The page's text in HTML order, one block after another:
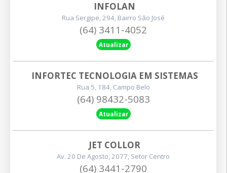
INFOLAN
Rua Sergipe, 294, Bairro São José
(64) 3411-4052
Atualizar
INFORTEC TECNOLOGIA EM SISTEMAS
Rua 5, 184, Campo Belo
(64) 98432-5083
Atualizar
JET COLLOR
Av. 20 De Agosto, 2077, Setor Centro
(64) 3441-2790